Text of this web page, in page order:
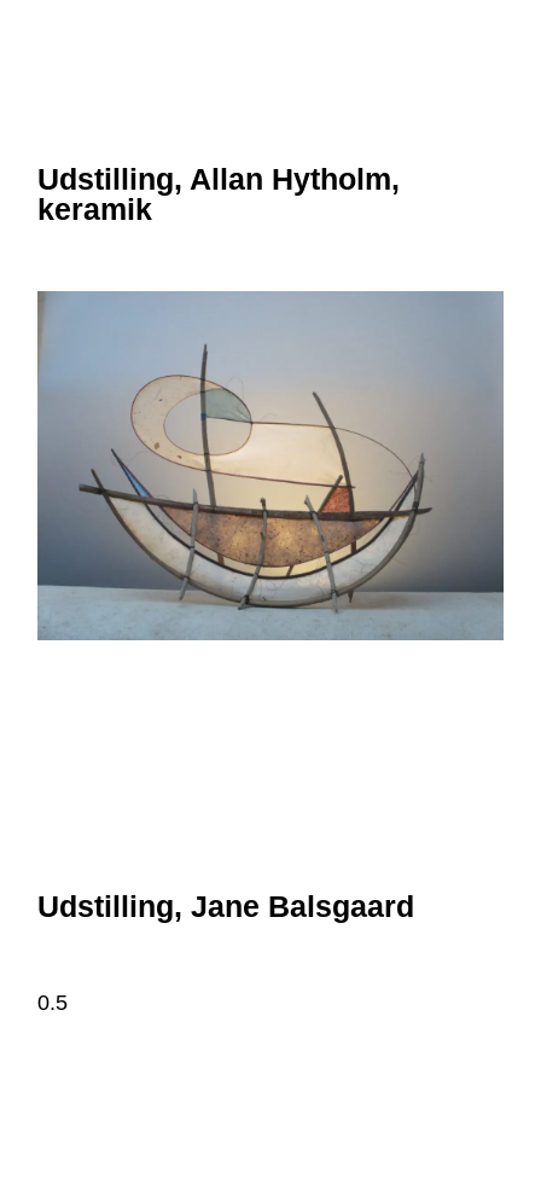
Udstilling, Allan Hytholm,
keramik
Udstilling, Jane Balsgaard